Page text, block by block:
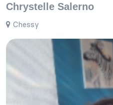
Chrystelle Salerno
Chessy